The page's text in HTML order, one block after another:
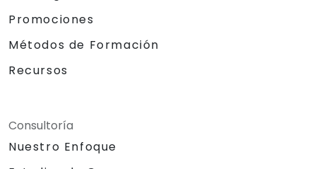
Promociones
Métodos de Formación
Recursos
Consultoría
Nuestro Enfoque